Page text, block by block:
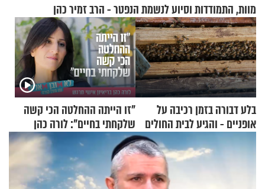
מוות, התמודדות וסיוע לנשמת הנפטר - הרב זמיר כהן
בלע דבורה בזמן רכיבה על
אופניים - והגיע לבית החולים
במצב מסכן חיים
"זו הייתה ההחלטה הכי קשה
שלקחתי בחיים": לורה כהן
בריאיון אישי מרגש